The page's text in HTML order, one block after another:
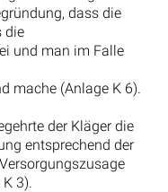
dass die
die
und man im Falle
mache (Anlage K 6).
der Kläger die
entsprechend der
3).